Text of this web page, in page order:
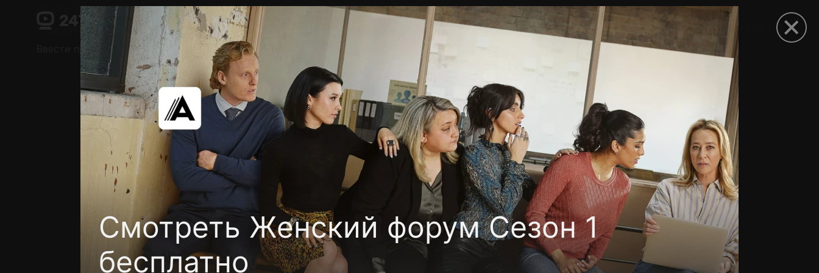
Смотреть Женский форум Сезон 1
бесплатно
Поддержка:support@24h.tv
О сервисе
Пользовательское соглашение Политика конфиденциальности Для партнёров
Открыть приложение
Ввести промокод
Установить на ТВ Бесплатные каналы